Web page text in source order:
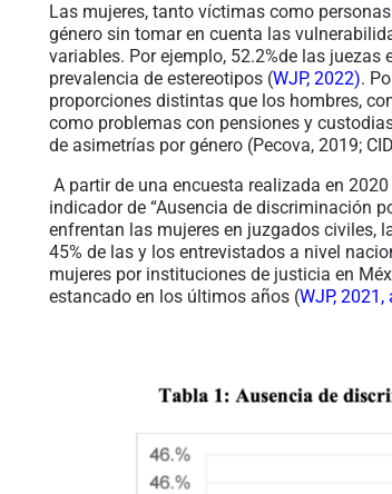
Las mujeres, tanto víctimas como
género sin tomar en cuenta las
variables. Por ejemplo, 52.2%de las
prevalencia de estereotipos (WJP, 2022).
proporciones distintas que los hombres,
como problemas con pensiones y
de asimetrías por género (Pecova, 2019;
A partir de una encuesta realizada en
indicador de “Ausencia de discriminación
enfrentan las mujeres en juzgados civiles,
45% de las y los entrevistados a nivel
mujeres por instituciones de justicia en
estancado en los últimos años (WJP, 2021,